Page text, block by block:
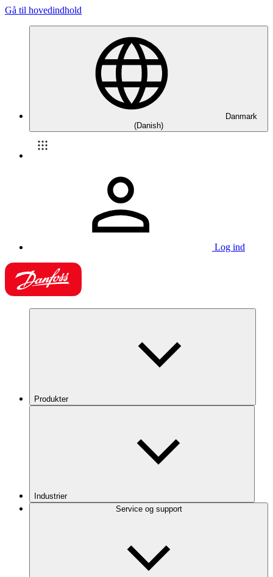
Gå til hovedindhold
Danmark
(Danish)
Log ind
Produkter
Industrier
Service og support